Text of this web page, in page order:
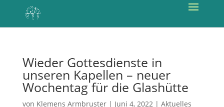
Wieder Gottesdienste in
unseren Kapellen – neuer
Wochentag für die Glashütte
von Klemens Armbruster| Juni 4, 2022| Aktuelles